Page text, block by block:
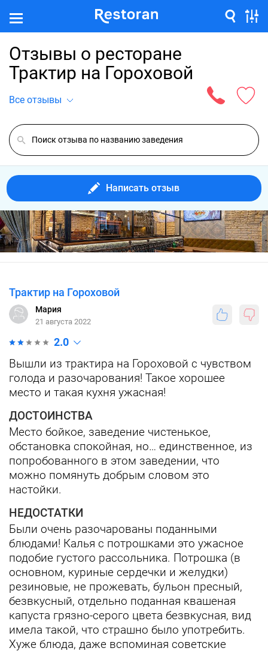
Отзывы о ресторане
Трактир на Гороховой
Все отзывы
Написать отзыв
Трактир на Гороховой
Мария
21 августа 2022
2.0
Вышли из трактира на Гороховой с чувством
голода и разочарования! Такое хорошее
место и такая кухня ужасная!
ДОСТОИНСТВА
Место бойкое, заведение чистенькое,
обстановка спокойная, но… единственное, из
попробованного в этом заведении, что
можно помянуть добрым словом это
настойки.
НЕДОСТАТКИ
Были очень разочарованы поданными
блюдами! Калья с потрошками это ужасное
подобие густого рассольника. Потрошка (в
основном, куриные сердечки и желудки)
резиновые, не прожевать, бульон пресный,
безвкусный, отдельно поданная квашеная
капуста грязно-серого цвета безвкусная, вид
имела такой, что страшно было употребить.
Хуже блюда, даже вспоминая советские